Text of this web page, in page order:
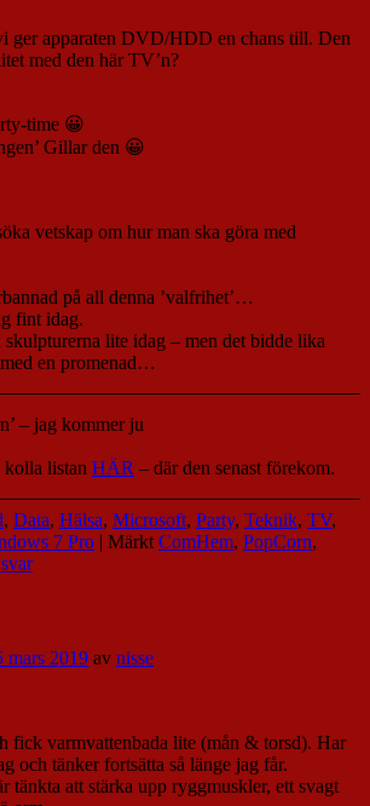
ger apparaten DVD/HDD en chans till. Den
med den här TV’n?
time 😀
Gillar den 😀
vetskap om hur man ska göra med
på all denna ’valfrihet’…
fint idag.
skulpturerna lite idag – men det bidde lika
en promenad…
– jag kommer ju
listan HÄR – där den senast förekom.
, Data, Hälsa, Microsoft, Party, Teknik, TV,
7 Pro | Märkt ComHem, PopCorn,
svar
mars 2019 av nisse
fick varmvattenbada lite (mån & torsd). Har
och tänker fortsätta så länge jag får.
tänkta att stärka upp ryggmuskler, ett svagt